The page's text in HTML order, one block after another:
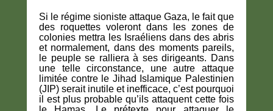
Si le régime sioniste attaque Gaza, le fait que
des roquettes voleront dans les zones de
colonies mettra les Israéliens dans des abris
et normalement, dans des moments pareils,
le peuple se ralliera à ses dirigeants. Dans
une telle circonstance, une autre attaque
limitée contre le Jihad Islamique Palestinien
(JIP) serait inutile et inefficace, c’est pourquoi
il est plus probable qu’ils attaquent cette fois